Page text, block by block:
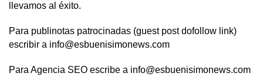
llevamos al éxito.
Para publinotas patrocinadas (guest post dofollow link)
escribir a info@esbuenisimonews.com
Para Agencia SEO escribe a info@esbuenisimonews.com